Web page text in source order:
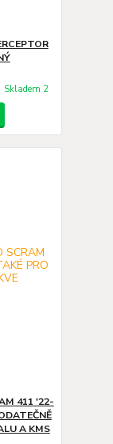
Skladem 2
411 '22-
A KMS